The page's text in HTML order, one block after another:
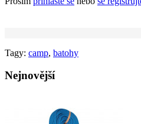
Tagy: camp, batohy
Nejnovější